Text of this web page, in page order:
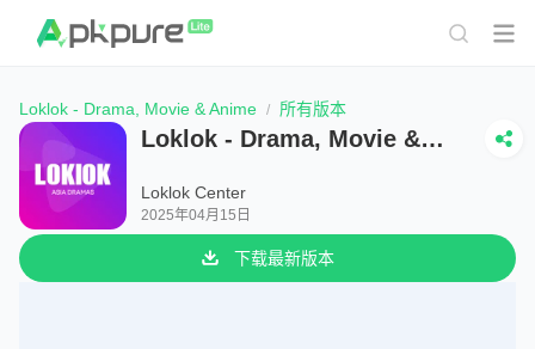
Loklok - Drama, Movie & Anime 所有版本
Loklok - Drama, Movie &
Loklok Center
2025年04月15日
下载最新版本